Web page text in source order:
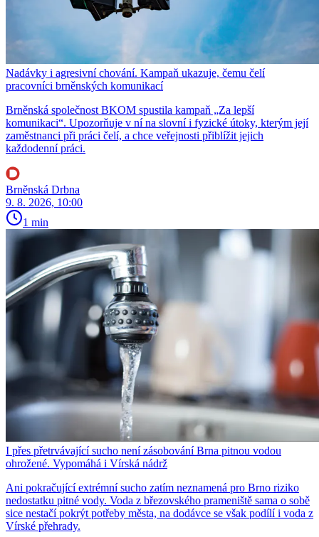
Nadávky i agresivní chování. Kampaň ukazuje, čemu čelí
pracovníci brněnských komunikací
Brněnská společnost BKOM spustila kampaň „Za lepší
komunikaci“. Upozorňuje v ní na slovní i fyzické útoky, kterým její
zaměstnanci při práci čelí, a chce veřejnosti přiblížit jejich
každodenní práci.
Brněnská Drbna
9. 8. 2026, 10:00
1 min
I přes přetrvávající sucho není zásobování Brna pitnou vodou
ohrožené. Vypomáhá i Vírská nádrž
Ani pokračující extrémní sucho zatím neznamená pro Brno riziko
nedostatku pitné vody. Voda z březovského prameniště sama o sobě
sice nestačí pokrýt potřeby města, na dodávce se však podílí i voda z
Vírské přehrady.